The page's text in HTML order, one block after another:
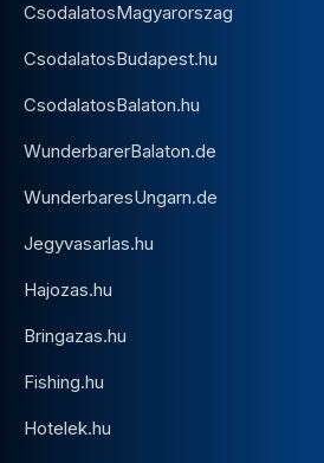
CsodalatosMagyarorszag
CsodalatosBudapest.hu
CsodalatosBalaton.hu
WunderbarerBalaton.de
WunderbaresUngarn.de
Jegyvasarlas.hu
Hajozas.hu
Bringazas.hu
Fishing.hu
Hotelek.hu